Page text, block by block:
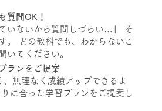
質問OK！
いないから質問しづらい…」 そ
。 どの教科でも、わからないこ
いてください。
ランをご提案
無理なく成績アップできるよ
に合った学習プランをご提案し